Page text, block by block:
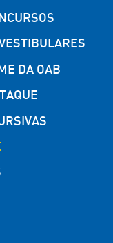
DA OAB